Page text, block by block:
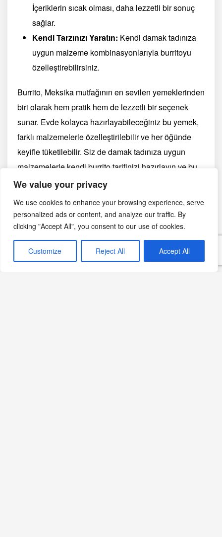
We value your privacy
We use cookies to enhance your browsing experience, serve
personalized ads or content, and analyze our traffic. By
clicking "Accept All", you consent to our use of cookies.
Customize Reject All Accept All
İçeriklerin sıcak olması, daha lezzetli bir sonuç
sağlar.
Kendi Tarzınızı Yaratın: Kendi damak tadınıza
uygun malzeme kombinasyonlarıyla burritoyu
özelleştirebilirsiniz.
Burrito, Meksika mutfağının en sevilen yemeklerinden
biri olarak hem pratik hem de lezzetli bir seçenek
sunar. Evde kolayca hazırlayabileceğiniz bu yemek,
farklı malzemelerle özelleştirilebilir ve her öğünde
keyifle tüketilebilir. Siz de damak tadınıza uygun
malzemelerle kendi burrito tarifinizi hazırlayın ve bu
eşsiz lezzeti sevdiklerinizle paylaşın.
Yazdır
PDF
eBook